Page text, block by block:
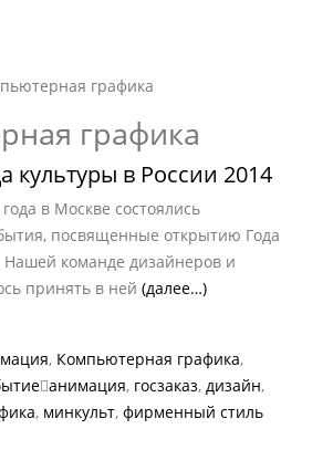
графика
графика
культуры в России 2014
в Москве состоялись
посвященные открытию Года
Нашей команде дизайнеров и
принять в ней (далее…)
, Компьютерная графика,
анимация, госзаказ, дизайн,
, минкульт, фирменный стиль